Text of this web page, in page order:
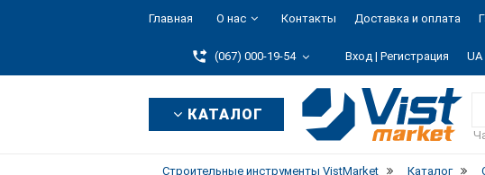
Главная О нас Контакты Доставка и оплата
(067) 000-19-54 Вход | Регистрация UA
КАТАЛОГ
Строительные инструменты VistMarket Каталог